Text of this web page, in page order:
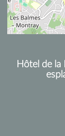
Hôtel de la